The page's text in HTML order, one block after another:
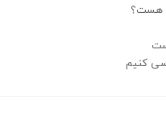
هست؟
کنیم